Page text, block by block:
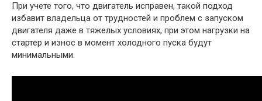
При учете того, что двигатель исправен, такой подход
избавит владельца от трудностей и проблем с запуском
двигателя даже в тяжелых условиях, при этом нагрузки на
стартер и износ в момент холодного пуска будут
минимальными.